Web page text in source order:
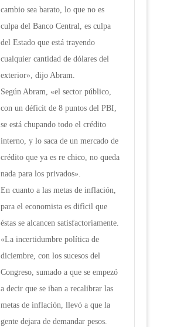
cambio sea barato, lo que no es
culpa del Banco Central, es culpa
del Estado que está trayendo
cualquier cantidad de dólares del
exterior», dijo Abram.
Según Abram, «el sector público,
con un déficit de 8 puntos del PBI,
se está chupando todo el crédito
interno, y lo saca de un mercado de
crédito que ya es re chico, no queda
nada para los privados».
En cuanto a las metas de inflación,
para el economista es difìcil que
éstas se alcancen satisfactoriamente.
«La incertidumbre política de
diciembre, con los sucesos del
Congreso, sumado a que se empezó
a decir que se iban a recalibrar las
metas de inflación, llevó a que la
gente dejara de demandar pesos.